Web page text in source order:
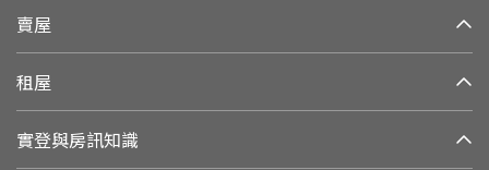
賣屋
租屋
實登與房訊知識